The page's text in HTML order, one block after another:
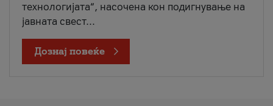
технологијата“, насочена кон подигнување на
јавната свест...
Дознај повеќе